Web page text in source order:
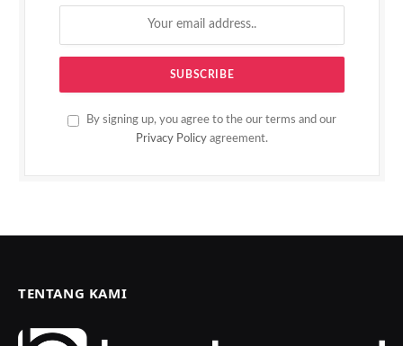
By signing up, you agree to the our terms and our
Privacy Policy agreement.
TENTANG KAMI